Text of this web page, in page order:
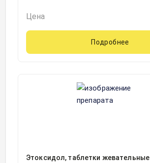
Цена
Подробнее
Этоксидол, таблетки жевательные